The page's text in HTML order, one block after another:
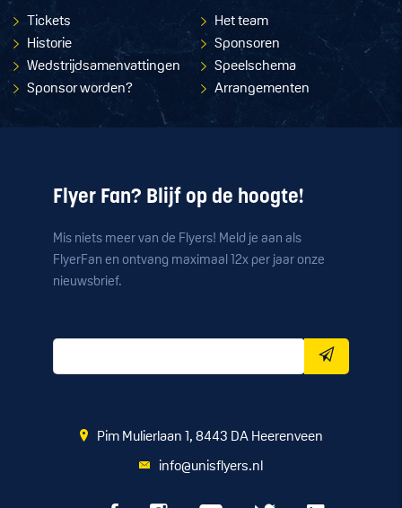
Tickets
Het team
Historie
Sponsoren
Wedstrijdsamenvattingen
Speelschema
Sponsor worden?
Arrangementen
Flyer Fan? Blijf op de hoogte!
Mis niets meer van de Flyers! Meld je aan als
FlyerFan en ontvang maximaal 12x per jaar onze
nieuwsbrief.
Pim Mulierlaan 1, 8443 DA Heerenveen
info@unisflyers.nl